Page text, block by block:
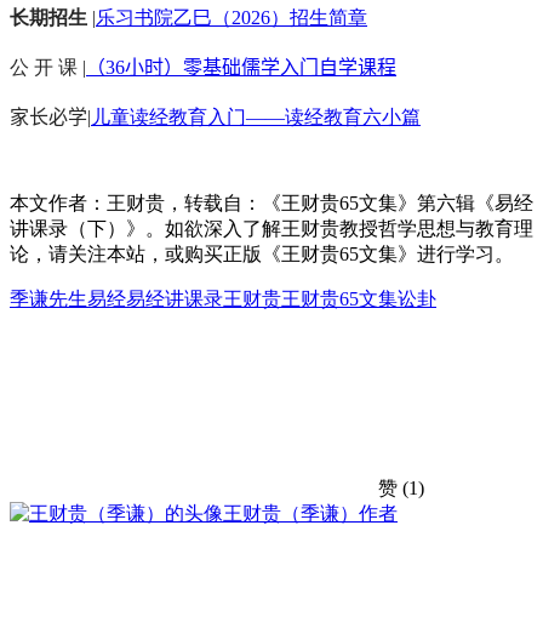
长期招生 |乐习书院乙巳（2026）招生简章
公 开 课 | （36小时）零基础儒学入门自学课程
家长必学| 儿童读经教育入门——读经教育六小篇
本文作者：王财贵，转载自：《王财贵65文集》第六辑《易经
讲课录（下）》。如欲深入了解王财贵教授哲学思想与教育理
论，请关注本站，或购买正版《王财贵65文集》进行学习。
季谦先生易经易经讲课录王财贵王财贵65文集讼卦
赞 (1)
王财贵（季谦） 作者